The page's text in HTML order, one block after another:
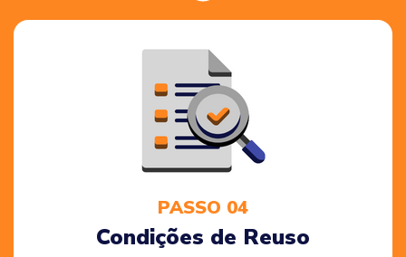
PASSO 04
Condições de Reuso